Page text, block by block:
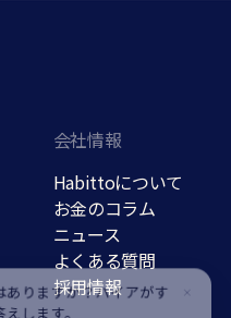
会社情報
Habittoについて
お金のコラム
ニュース
よくある質問
採用情報
ありますか？ハイアがす
します。